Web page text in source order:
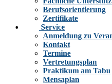
Berufsorientierung
Zertifikate
Service
Anmeldung zu
Kontakt
Termine
Vertretungsplan
Praktikum am Tabu
Mensaplan